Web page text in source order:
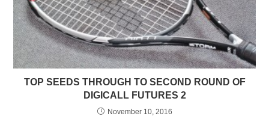
TOP SEEDS THROUGH TO SECOND ROUND OF
DIGICALL FUTURES 2
November 10, 2016